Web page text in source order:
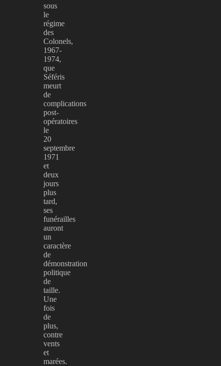
sous
le
régime
des
Colonels,
1967-
1974,
que
Séféris
meurt
de
complications
post-
opératoires
le
20
septembre
1971
et
deux
jours
plus
tard,
ses
funérailles
auront
un
caractère
de
démonstration
politique
de
taille.
Une
fois
de
plus,
contre
vents
et
marées.